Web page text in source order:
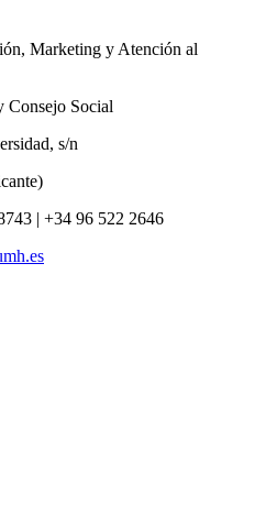
Marketing y Atención al
Consejo Social
s/n
| +34 96 522 2646